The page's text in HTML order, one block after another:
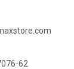
62